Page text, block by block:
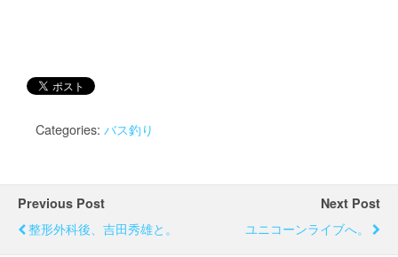
Categories: バス釣り
Previous Post
整形外科後、吉田秀雄と。
Next Post
ユニコーンライブへ。